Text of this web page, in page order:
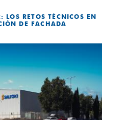
LOS RETOS TÉCNICOS EN
DE FACHADA